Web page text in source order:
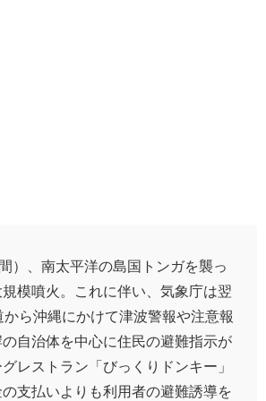
）、南太平洋の島国トンガを襲っ
模噴火。これに伴い、気象庁は翌
ら沖縄にかけて津波警報や注意報
自治体を中心に住民の避難指示が
レストラン「びっくりドンキー」
支払いよりも利用者の避難誘導を